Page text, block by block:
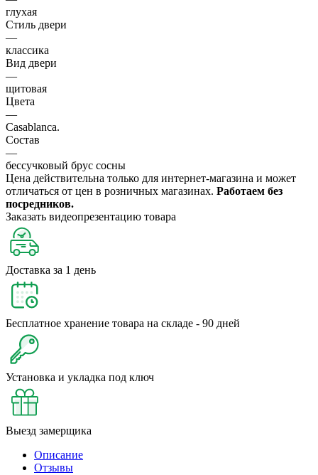
глухая
Стиль двери
—
классика
Вид двери
—
щитовая
Цвета
—
Casablanca.
Состав
—
бессучковый брус сосны
Цена действительна только для интернет-магазина и может
отличаться от цен в розничных магазинах. Работаем без
посредников.
Заказать видеопрезентацию товара
Доставка за 1 день
Бесплатное хранение товара на складе - 90 дней
Установка и укладка под ключ
Выезд замерщика
Описание
Отзывы